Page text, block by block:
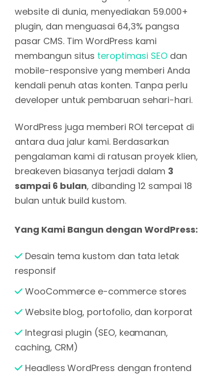
website di dunia, menyediakan 59.000+
plugin, dan menguasai 64,3% pangsa
pasar CMS. Tim WordPress kami
membangun situs teroptimasi SEO dan
mobile-responsive yang memberi Anda
kendali penuh atas konten. Tanpa perlu
developer untuk pembaruan sehari-hari.
WordPress juga memberi ROI tercepat di
antara dua jalur kami. Berdasarkan
pengalaman kami di ratusan proyek klien,
breakeven biasanya terjadi dalam 3
sampai 6 bulan, dibanding 12 sampai 18
bulan untuk build kustom.
Yang Kami Bangun dengan WordPress:
Desain tema kustom dan tata letak
responsif
WooCommerce e-commerce stores
Website blog, portofolio, dan korporat
Integrasi plugin (SEO, keamanan,
caching, CRM)
Headless WordPress dengan frontend